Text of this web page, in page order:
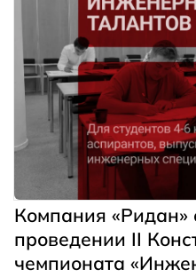
Компания «Ридан»
проведении II
чемпионата